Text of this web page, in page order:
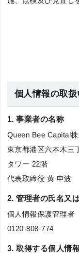
個人情報の取
1. 事業者の名称
Queen Bee Capital
東京都港区六本木三
タワー 22階
代表取締役 黄 申波
2. 管理者の氏名又
個人情報保護管理
0120-808-774
3. 取得する個人情